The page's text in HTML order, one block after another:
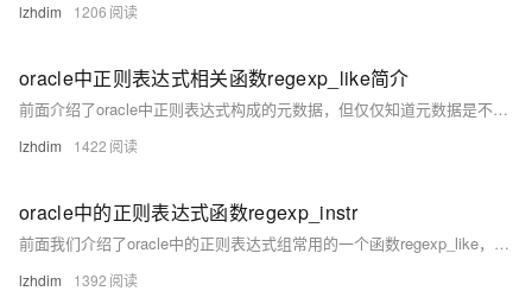
lzhdim 1206
oracle中正则表达式相关函数regexp_like简介
前面介绍了oracle中正则表达式构成的元数据，但仅仅知道元数据是不够的，oracle中的正则表达式是结合其特定的4个函数使用的，其中用的最多的就是现在要介绍的的这个函数：regexp_like regexp_like函数的基本构成是： regexp_like(x,pattern[,match_option]) 其基本功能是在x中查找pattern，如果能找到返回true否则返回false,这里的可选参数match_option可以有如下几种形式： ‘c’ 表明进行匹配时区分大小写(这也是默认选项)。
lzhdim 1422
oracle中的正则表达式函数regexp_instr
前面我们介绍了oracle中的正则表达式组常用的一个函数regexp_like，这里我们在介绍一个函数regexp_instr。这个正则表达式函数用的不如前一个多，但也会偶尔会用到。这个函数其实与我们前面曾介绍的instr函数其实相似。
lzhdim 1392